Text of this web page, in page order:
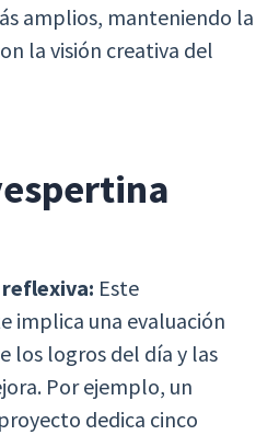
amplios, manteniendo la
la visión creativa del
Este
implica una evaluación
los logros del día y las
Por ejemplo, un
dedica cinco